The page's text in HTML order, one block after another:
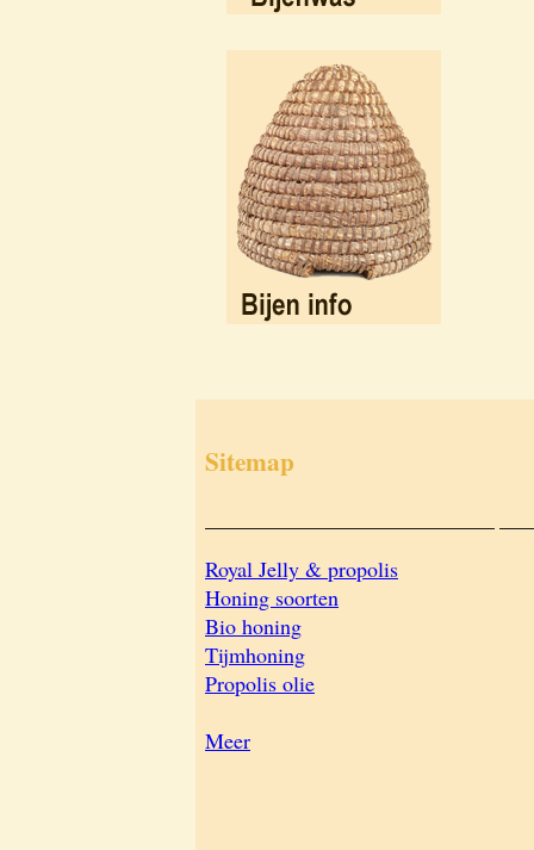
Sitemap
Royal Jelly & propolis
Honing soorten
Bio honing
Tijmhoning
Propolis olie
Meer